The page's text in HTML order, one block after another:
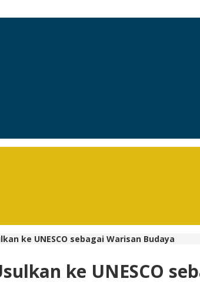
ke UNESCO sebagai Warisan Budaya
ke UNESCO